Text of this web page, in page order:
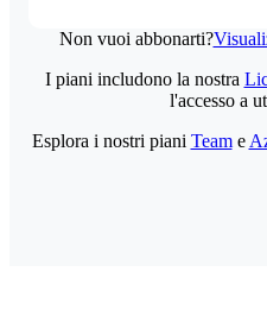
Non vuoi abbonarti?
I piani includono la nostra
l'accesso a
Esplora i nostri piani Teame